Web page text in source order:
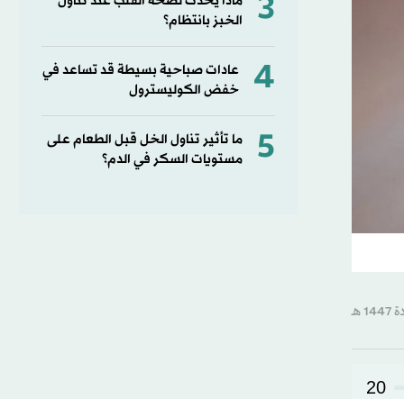
20
الخبز بانتظام؟
4
عادات صباحية بسيطة قد تساعد في
خفض الكوليسترول
5
ما تأثير تناول الخل قبل الطعام على
مستويات السكر في الدم؟